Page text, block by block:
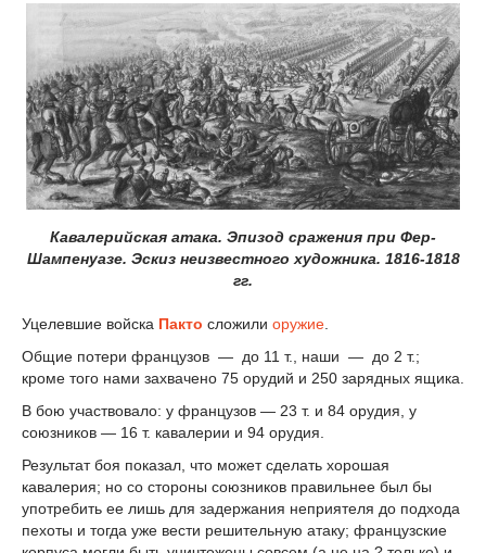
Кавалерийская атака. Эпизод сражения при Фер-
Шампенуазе. Эскиз неизвестного художника. 1816-1818
гг.
Уцелевшие войска Пакто сложили оружие.
Общие потери французов — до 11 т., наши — до 2 т.;
кроме того нами захвачено 75 орудий и 250 зарядных ящика.
В бою участвовало: у французов — 23 т. и 84 орудия, у
союзников — 16 т. кавалерии и 94 орудия.
Результат боя показал, что может сделать хорошая
кавалерия; но со стороны союзников правильнее был бы
употребить ее лишь для задержания неприятеля до подхода
пехоты и тогда уже вести решительную атаку; французские